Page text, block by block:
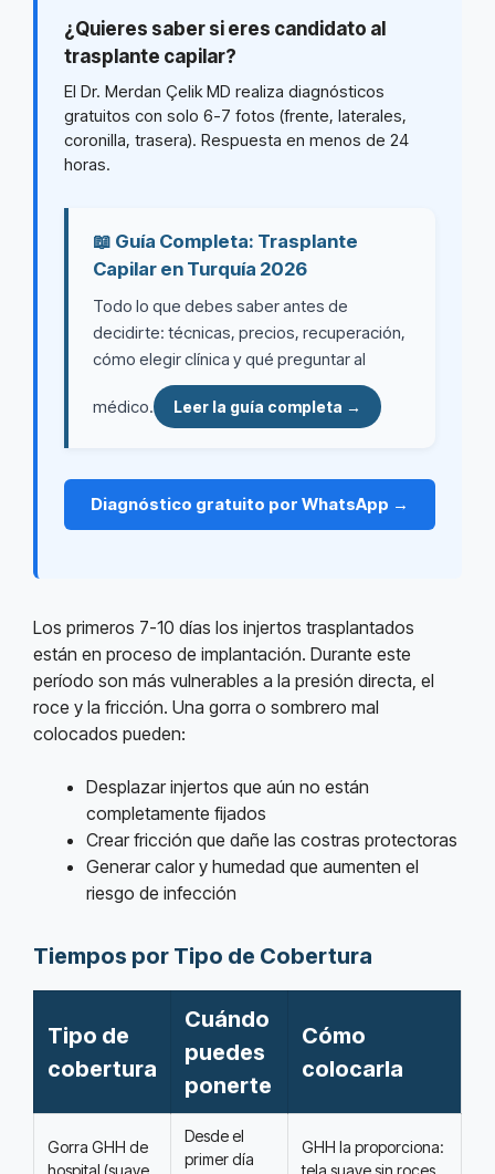
¿Quieres saber si eres candidato al
trasplante capilar?
El Dr. Merdan Çelik MD realiza diagnósticos
gratuitos con solo 6-7 fotos (frente, laterales,
coronilla, trasera). Respuesta en menos de 24
horas.
📖 Guía Completa: Trasplante
Capilar en Turquía 2026
Todo lo que debes saber antes de
decidirte: técnicas, precios, recuperación,
cómo elegir clínica y qué preguntar al
médico. Leer la guía completa →
Diagnóstico gratuito por WhatsApp →
Los primeros 7-10 días los injertos trasplantados
están en proceso de implantación. Durante este
período son más vulnerables a la presión directa, el
roce y la fricción. Una gorra o sombrero mal
colocados pueden:
Desplazar injertos que aún no están
completamente fijados
Crear fricción que dañe las costras protectoras
Generar calor y humedad que aumenten el
riesgo de infección
Tiempos por Tipo de Cobertura
Tipo de
cobertura
Cuándo
puedes
ponerte
Cómo
colocarla
Gorra GHH de
hospital (suave,
Desde el
primer día
GHH la proporciona:
tela suave sin roces